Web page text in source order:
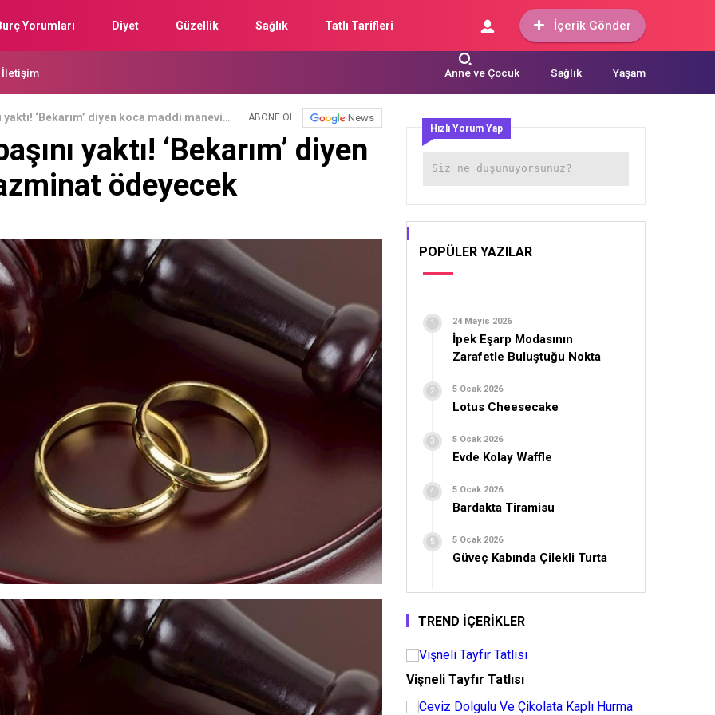
Yorumları Diyet Güzellik Sağlık Tatlı Tarifleri İçerik Gönder
İletişim Anne ve Çocuk Sağlık Yaşam
yaktı! ‘Bekarım’ diyen koca maddi manevi ABONE OL News
yaktı! ‘Bekarım’ diyen
ödeyecek
Hızlı Yorum Yap
POPÜLER YAZILAR
24 Mayıs 2026
İpek Eşarp Modasının
Zarafetle Buluştuğu Nokta
5 Ocak 2026
Lotus Cheesecake
5 Ocak 2026
Evde Kolay Waffle
5 Ocak 2026
Bardakta Tiramisu
5 Ocak 2026
Güveç Kabında Çilekli Turta
TREND İÇERİKLER
Vişneli Tayfır Tatlısı